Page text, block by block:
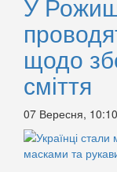
У
щодо
сміття
07 Вересня, 10:10